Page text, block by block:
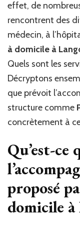
elle
rendez-
vous
?
effet, de
rencontrent des
médecin, à
à domicile à
Quels sont les
Décryptons
que prévoit
structure comme
concrètement à
Qu’est-ce
proposé
domicile